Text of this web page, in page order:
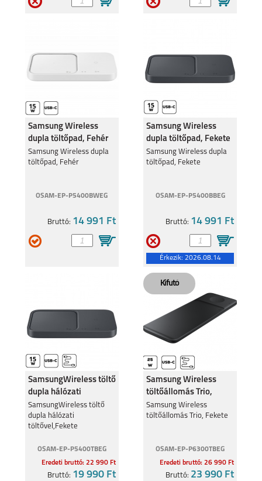
REALME C55 REALME 9 5G
8 PRO
Samsung Wireless
dupla töltőpad, Fehér
Samsung Wireless dupla
töltőpad, Fehér
OSAM-EP-P5400BWEG
Bruttó: 14 991 Ft
Samsung Wireless
dupla töltőpad, Fekete
Samsung Wireless dupla
töltőpad, Fekete
OSAM-EP-P5400BBEG
Bruttó: 14 991 Ft
Érkezik: 2026.08.14
SamsungWireless töltő
dupla hálózati
töltővel,Feke
SamsungWireless töltő
dupla hálózati
töltővel,Fekete
OSAM-EP-P5400TBEG
Eredeti bruttó: 22 990 Ft
Bruttó: 19 990 Ft
Samsung Wireless
töltőállomás Trio,
Fekete
Samsung Wireless
töltőállomás Trio, Fekete
OSAM-EP-P6300TBEG
Eredeti bruttó: 26 990 Ft
Bruttó: 23 990 Ft